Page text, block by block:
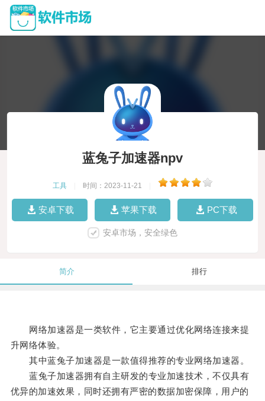
蓝兔子加速器npv
工具 时间：2023-11-21
安卓下载 苹果下载 PC下载
安卓市场，安全绿色
简介 排行
网络加速器是一类软件，它主要通过优化网络连接来提
升网络体验。
其中蓝兔子加速器是一款值得推荐的专业网络加速器。
蓝兔子加速器拥有自主研发的专业加速技术，不仅具有
优异的加速效果，同时还拥有严密的数据加密保障，用户的